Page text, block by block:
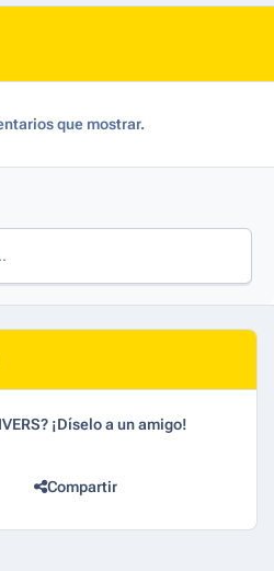
que mostrar.
¡Díselo a un amigo!
Compartir